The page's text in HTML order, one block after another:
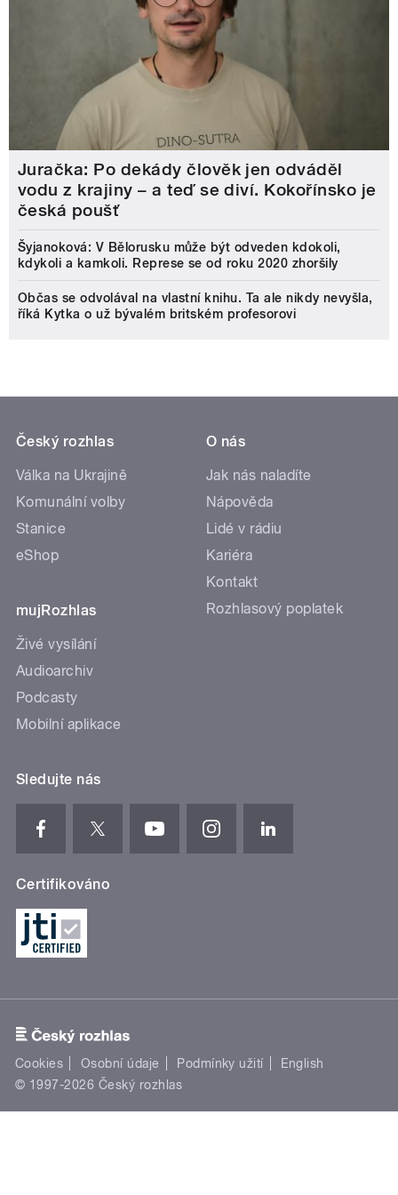
Juračka: Po dekády člověk jen odváděl
vodu z krajiny – a teď se diví. Kokořínsko je
česká poušť
Šyjanoková: V Bělorusku může být odveden kdokoli,
kdykoli a kamkoli. Represe se od roku 2020 zhoršily
Občas se odvolával na vlastní knihu. Ta ale nikdy nevyšla,
říká Kytka o už bývalém britském profesorovi
Český rozhlas
Válka na Ukrajině
Komunální volby
Stanice
eShop
mujRozhlas
Živé vysílání
Audioarchiv
Podcasty
Mobilní aplikace
O nás
Jak nás naladíte
Nápověda
Lidé v rádiu
Kariéra
Kontakt
Rozhlasový poplatek
Sledujte nás
Certifikováno
Cookies Osobní údaje Podmínky užití
English
© 1997-2026 Český rozhlas